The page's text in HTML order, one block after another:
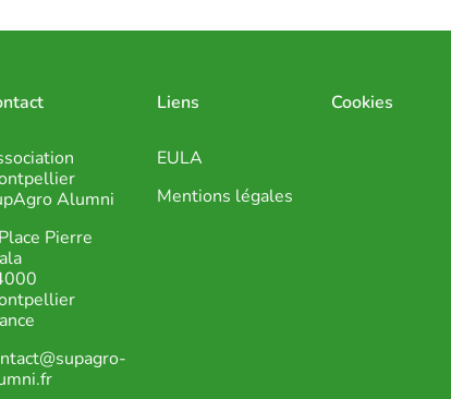
Alumni
Pierre
Liens
EULA
Mentions légales
Cookies